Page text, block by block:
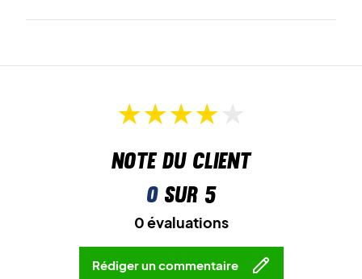
AS-17W dès aujourd’hui !
Note du client
0sur 5
0 évaluations
Rédiger un commentaire